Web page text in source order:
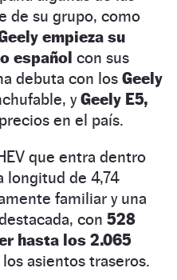
de su grupo, como
empieza su
español con sus
debuta con los Geely
yGeely E5,
en el país.
que entra dentro
longitud de 4,74
familiar y una
con 528
hasta los 2.065
asientos traseros.